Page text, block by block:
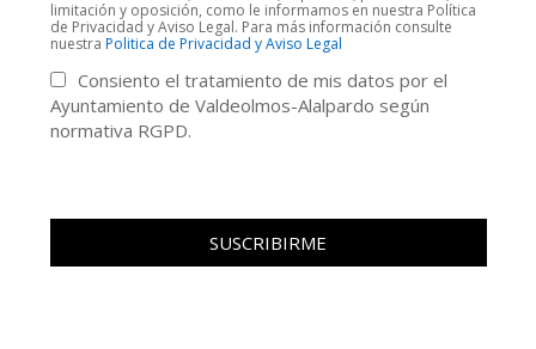
limitación y oposición, como le informamos en nuestra Política
de Privacidad y Aviso Legal. Para más información consulte
nuestra Politica de Privacidad y Aviso Legal
Consiento el tratamiento de mis datos por el
Ayuntamiento de Valdeolmos-Alalpardo según
normativa RGPD.